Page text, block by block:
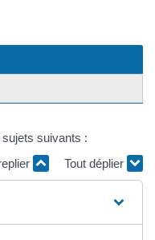
suivants :
Tout déplier